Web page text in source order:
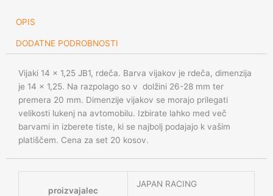
OPIS
DODATNE PODROBNOSTI
Vijaki 14 x 1,25 JB1, rdeča. Barva vijakov je rdeča, dimenzija
je 14 x 1,25. Na razpolago so v dolžini 26-28 mm ter
premera 20 mm. Dimenzije vijakov se morajo prilegati
velikosti lukenj na avtomobilu. Izbirate lahko med več
barvami in izberete tiste, ki se najbolj podajajo k vašim
platiščem. Cena za set 20 kosov.
proizvajalec
JAPAN RACING